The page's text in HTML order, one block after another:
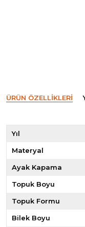
ÜRÜN ÖZELLIKLERI
Yıl
Materyal
Ayak Kapama
Topuk Boyu
Topuk Formu
Bilek Boyu